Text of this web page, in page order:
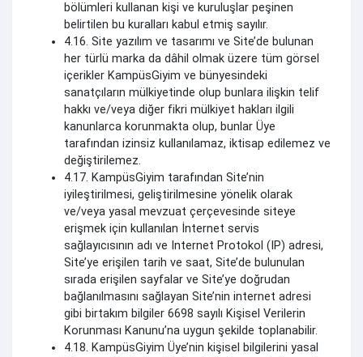
bölümleri kullanan kişi ve kuruluşlar peşinen
belirtilen bu kuralları kabul etmiş sayılır.
4.16. Site yazılım ve tasarımı ve Site’de bulunan
her türlü marka da dâhil olmak üzere tüm görsel
içerikler KampüsGiyim ve bünyesindeki
sanatçıların mülkiyetinde olup bunlara ilişkin telif
hakkı ve/veya diğer fikri mülkiyet hakları ilgili
kanunlarca korunmakta olup, bunlar Üye
tarafından izinsiz kullanılamaz, iktisap edilemez ve
değiştirilemez.
4.17. KampüsGiyim tarafından Site’nin
iyileştirilmesi, geliştirilmesine yönelik olarak
ve/veya yasal mevzuat çerçevesinde siteye
erişmek için kullanılan İnternet servis
sağlayıcısının adı ve Internet Protokol (IP) adresi,
Site’ye erişilen tarih ve saat, Site’de bulunulan
sırada erişilen sayfalar ve Site’ye doğrudan
bağlanılmasını sağlayan Site’nin internet adresi
gibi birtakım bilgiler 6698 sayılı Kişisel Verilerin
Korunması Kanunu’na uygun şekilde toplanabilir.
4.18. KampüsGiyim Üye’nin kişisel bilgilerini yasal